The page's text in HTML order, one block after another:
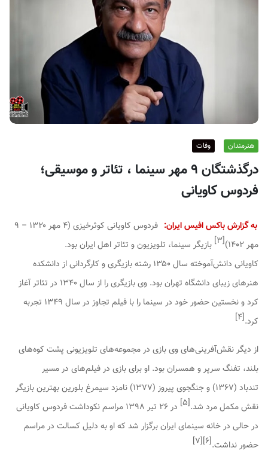
ر
ن
هنرمندان وفات
درگذشتگان ۹ مهر سینما ، تئاتر و موسیقی؛
فردوس کاویانی
به گزارش باکس افیس ایران: فردوس کاویانی کوثرخیزی
(۴ مهر ۱۳۲۰ – ۹
مهر ۱۴۰۲)
[۳] بازیگر سینما، تلویزیون و تئاتر اهل ایران بود.
کاویانی دانش‌آموخته سال ۱۳۵۰ رشته بازیگری و کارگردانی از دانشکده
هنرهای زیبای دانشگاه تهران بود. وی بازیگری را از سال ۱۳۴۰ در تئاتر آغاز
کرد و نخستین حضور خود در سینما را با فیلم تجاوز
در سال ۱۳۴۹ تجربه
کرد.[۴]
از دیگر نقش‌آفرینی‌های وی بازی در مجموعه‌های تلویزیونی پشت کوه‌های
بلند، تفنگ سرپرو همسرانبود. او برای بازی در فیلم‌های در مسیر
تندباد (۱۳۶۷) و جنگجوی پیروز
(۱۳۷۷) نامزد سیمرغ بلورین بهترین بازیگر
نقش مکمل مرد شد.[۵]
در ۲۶ تیر ۱۳۹۸ مراسم نکوداشت فردوس کاویانی
در حالی در خانه سینمای ایران برگزار شد که او به دلیل کسالت در مراسم
حضور نداشت.[۶]
[۷]